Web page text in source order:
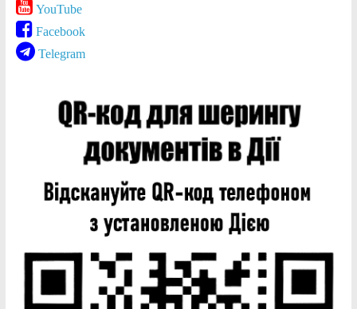
YouTube
Facebook
Telegram